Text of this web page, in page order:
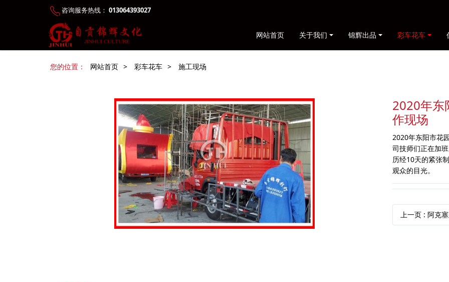
咨询服务热线： 013064393027
网站首页 关于我们 锦辉出品 彩车花车
您的位置： 网站首页 > 彩车花车 > 施工现场
2020年东
作现场
2020年东阳市花
司技师们正在加
历经10天的紧张
观众的目光。
上一页 : 阿克塞建县60